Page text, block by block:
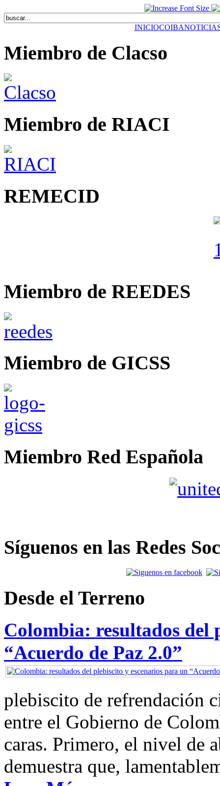
INICIOCOIBA
Miembro de Clacso
Miembro de RIACI
REMECID
Miembro de REEDES
Miembro de GICSS
Miembro Red Española
Síguenos en las Redes
Desde el Terreno
Colombia: resultados del
“Acuerdo de Paz 2.0”
plebiscito de refrendación
entre el Gobierno de
caras. Primero, el nivel de
demuestra que,